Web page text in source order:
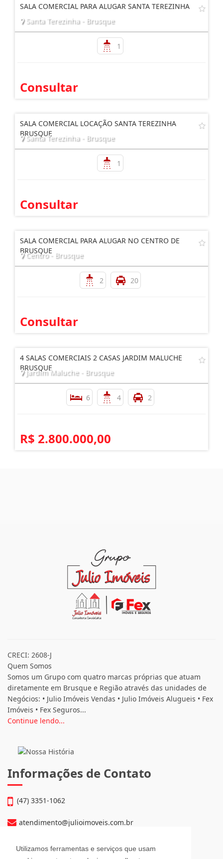
Utilizamos ferramentas e serviços que usam
SALA COMERCIAL PARA ALUGAR SANTA TEREZINHA
Santa Terezinha - Brusque
1
Consultar
SALA COMERCIAL LOCAÇÃO SANTA TEREZINHA
BRUSQUE
Santa Terezinha - Brusque
1
Consultar
SALA COMERCIAL PARA ALUGAR NO CENTRO DE
BRUSQUE
Centro - Brusque
2 20
Consultar
4 SALAS COMERCIAIS 2 CASAS JARDIM MALUCHE
BRUSQUE
Jardim Maluche - Brusque
6 4 2
R$ 2.800.000,00
CRECI: 2608-J
Quem Somos
Somos um Grupo com quatro marcas próprias que atuam
diretamente em Brusque e Região através das unidades de
Negócios: • Julio Imóveis Vendas • Julio Imóveis Alugueis • Fex
Imóveis • Fex Seguros...
Continue lendo...
Informações de Contato
(47) 3351-1062
atendimento@julioimoveis.com.br
Avenida Hugo Schlösser, 69, Jardim Maluche